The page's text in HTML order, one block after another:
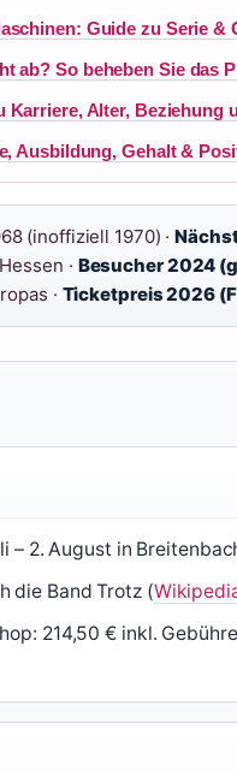
Guide zu Serie &
ab? So beheben Sie das
Karriere, Alter, Beziehung
Ausbildung, Gehalt &
(inoffiziell 1970) ·
· Besucher 2024
· Ticketpreis 2026
– 2. August in
die Band Trotz (
214,50 € inkl.